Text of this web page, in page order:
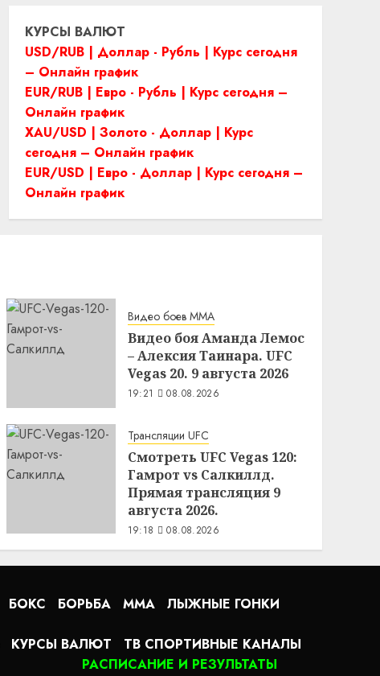
КУРСЫ ВАЛЮТ
USD/RUB | Доллар - Рубль | Курс сегодня
– Онлайн график
EUR/RUB | Евро - Рубль | Курс сегодня –
Онлайн график
XAU/USD | Золото - Доллар | Курс
сегодня – Онлайн график
EUR/USD | Евро - Доллар | Курс сегодня –
Онлайн график
Видео боев MMA
Видео боя Аманда Лемос
– Алексия Таинара. UFC
Vegas 20. 9 августа 2026
19:21 08.08.2026
Трансляции UFC
Смотреть UFC Vegas 120:
Гамрот vs Салкиллд.
Прямая трансляция 9
августа 2026.
19:18 08.08.2026
БОКС БОРЬБА MMA ЛЫЖНЫЕ ГОНКИ
КУРСЫ ВАЛЮТ ТВ СПОРТИВНЫЕ КАНАЛЫ
РАСПИСАНИЕ И РЕЗУЛЬТАТЫ